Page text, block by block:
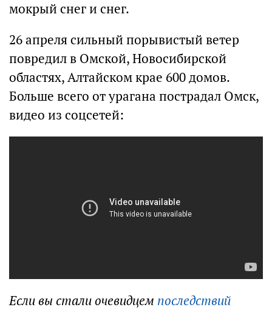
мокрый снег и снег.
26 апреля сильный порывистый ветер
повредил в Омской, Новосибирской
областях, Алтайском крае 600 домов.
Больше всего от урагана пострадал Омск,
видео из соцсетей:
Если вы стали очевидцем последствий